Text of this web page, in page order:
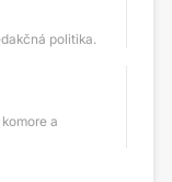
politika.
a